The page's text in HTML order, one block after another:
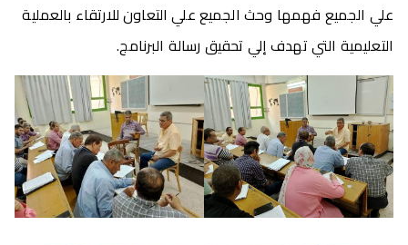
علي الجميع فهمها وحث الجميع علي التعاون للارتقاء بالعملية
التعليمية التي تهدف إلي تحقيق رسالة البرنامج.